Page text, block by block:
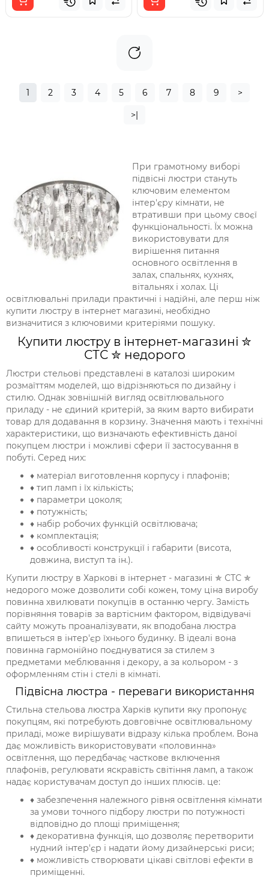
1 2 3 4 5 6 7 8 9 >
>|
При грамотному виборі
підвісні люстри стануть
ключовим елементом
інтер'єру кімнати, не
втративши при цьому своєї
функціональності. Їх можна
використовувати для
вирішення питання
основного освітлення в
залах, спальнях, кухнях,
вітальнях і холах. Ці
освітлювальні прилади практичні і надійні, але перш ніж
купити люстру в інтернет магазині, необхідно
визначитися з ключовими критеріями пошуку.
Купити люстру в інтернет-магазині ✮
СТС ✮ недорого
Люстри стельові представлені в каталозі широким
розмаїттям моделей, що відрізняються по дизайну і
стилю. Однак зовнішній вигляд освітлювального
приладу - не єдиний критерій, за яким варто вибирати
товар для додавання в корзину. Значення мають і технічні
характеристики, що визначають ефективність даної
покупцем люстри і можливі сфери її застосування в
побуті. Серед них:
♦ матеріал виготовлення корпусу і плафонів;
♦ тип ламп і їх кількість;
♦ параметри цоколя;
♦ потужність;
♦ набір робочих функцій освітлювача;
♦ комплектація;
♦ особливості конструкції і габарити (висота,
довжина, виступ та ін.).
Купити люстру в Харкові в інтернет - магазині ✯ СТС ✯
недорого може дозволити собі кожен, тому ціна виробу
повинна хвилювати покупців в останню чергу. Замість
порівняння товарів за вартісним фактором, відвідувачі
сайту можуть проаналізувати, як вподобана люстра
впишеться в інтер'єр їхнього будинку. В ідеалі вона
повинна гармонійно поєднуватися за стилем з
предметами меблювання і декору, а за кольором - з
оформленням стін і стелі в кімнаті.
Підвісна люстра - переваги використання
Стильна стельова люстра Харків купити яку пропонує
покупцям, які потребують довговічне освітлювальному
приладі, може вирішувати відразу кілька проблем. Вона
дає можливість використовувати «половинна»
освітлення, що передбачає часткове включення
плафонів, регулювати яскравість світіння ламп, а також
надає користувачам доступ до інших плюсів. це:
♦ забезпечення належного рівня освітлення кімнати
за умови точного підбору люстри по потужності
відповідно до площі приміщення;
♦ декоративна функція, що дозволяє перетворити
нудний інтер'єр і надати йому дизайнерські риси;
♦ можливість створювати цікаві світлові ефекти в
приміщенні.